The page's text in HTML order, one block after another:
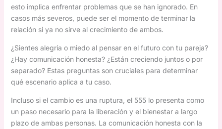
esto implica enfrentar problemas que se han ignorado. En
casos más severos, puede ser el momento de terminar la
relación si ya no sirve al crecimiento de ambos.
¿Sientes alegría o miedo al pensar en el futuro con tu pareja?
¿Hay comunicación honesta? ¿Están creciendo juntos o por
separado? Estas preguntas son cruciales para determinar
qué escenario aplica a tu caso.
Incluso si el cambio es una ruptura, el 555 lo presenta como
un paso necesario para la liberación y el bienestar a largo
plazo de ambas personas. La comunicación honesta con la